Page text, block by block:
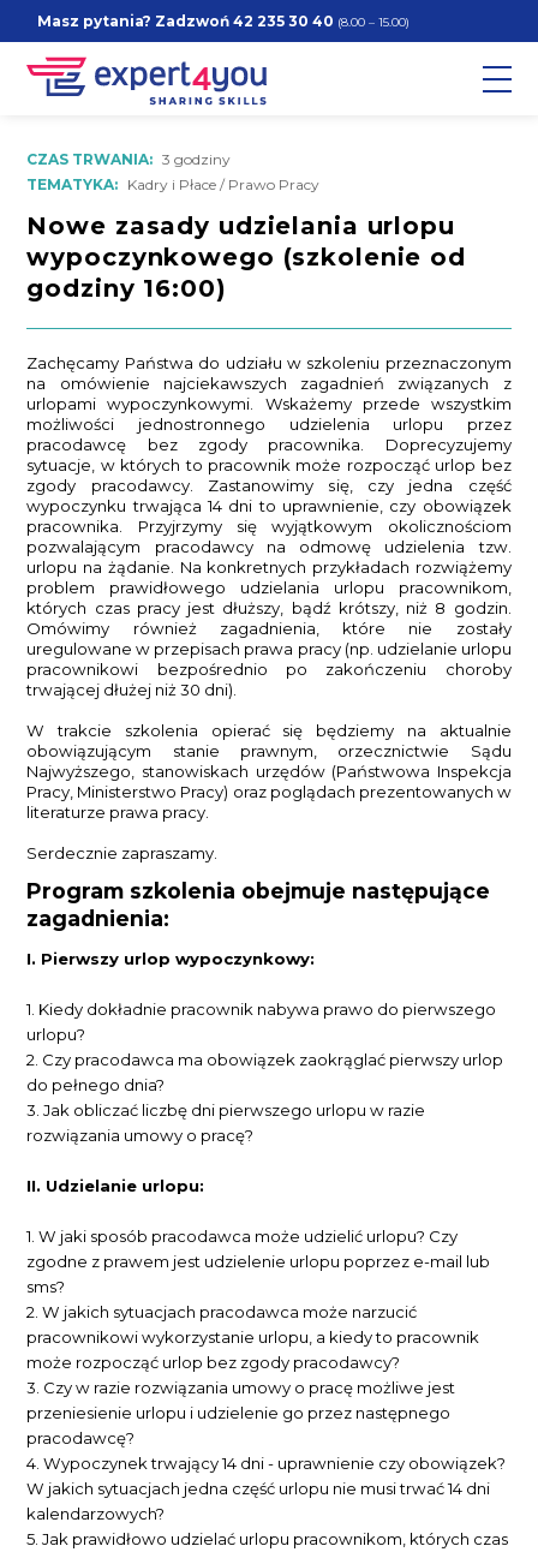
Masz pytania? Zadzwoń42 235 30 40 (8.00 – 15.00)
CZAS TRWANIA: 3 godziny
TEMATYKA: Kadry i Płace / Prawo Pracy
Nowe zasady udzielania urlopu
wypoczynkowego (szkolenie od
godziny 16:00)
Zachęcamy Państwa do udziału w szkoleniu przeznaczonym
na omówienie najciekawszych zagadnień związanych z
urlopami wypoczynkowymi. Wskażemy przede wszystkim
możliwości jednostronnego udzielenia urlopu przez
pracodawcę bez zgody pracownika. Doprecyzujemy
sytuacje, w których to pracownik może rozpocząć urlop bez
zgody pracodawcy. Zastanowimy się, czy jedna część
wypoczynku trwająca 14 dni to uprawnienie, czy obowiązek
pracownika. Przyjrzymy się wyjątkowym okolicznościom
pozwalającym pracodawcy na odmowę udzielenia tzw.
urlopu na żądanie. Na konkretnych przykładach rozwiążemy
problem prawidłowego udzielania urlopu pracownikom,
których czas pracy jest dłuższy, bądź krótszy, niż 8 godzin.
Omówimy również zagadnienia, które nie zostały
uregulowane w przepisach prawa pracy (np. udzielanie urlopu
pracownikowi bezpośrednio po zakończeniu choroby
trwającej dłużej niż 30 dni).
W trakcie szkolenia opierać się będziemy na aktualnie
obowiązującym stanie prawnym, orzecznictwie Sądu
Najwyższego, stanowiskach urzędów (Państwowa Inspekcja
Pracy, Ministerstwo Pracy) oraz poglądach prezentowanych w
literaturze prawa pracy.
Serdecznie zapraszamy.
Program szkolenia obejmuje następujące
zagadnienia:
I. Pierwszy urlop wypoczynkowy:
1. Kiedy dokładnie pracownik nabywa prawo do pierwszego
urlopu?
2. Czy pracodawca ma obowiązek zaokrąglać pierwszy urlop
do pełnego dnia?
3. Jak obliczać liczbę dni pierwszego urlopu w razie
rozwiązania umowy o pracę?
II. Udzielanie urlopu:
1. W jaki sposób pracodawca może udzielić urlopu? Czy
zgodne z prawem jest udzielenie urlopu poprzez e-mail lub
sms?
2. W jakich sytuacjach pracodawca może narzucić
pracownikowi wykorzystanie urlopu, a kiedy to pracownik
może rozpocząć urlop bez zgody pracodawcy?
3. Czy w razie rozwiązania umowy o pracę możliwe jest
przeniesienie urlopu i udzielenie go przez następnego
pracodawcę?
4. Wypoczynek trwający 14 dni - uprawnienie czy obowiązek?
W jakich sytuacjach jedna część urlopu nie musi trwać 14 dni
kalendarzowych?
5. Jak prawidłowo udzielać urlopu pracownikom, których czas